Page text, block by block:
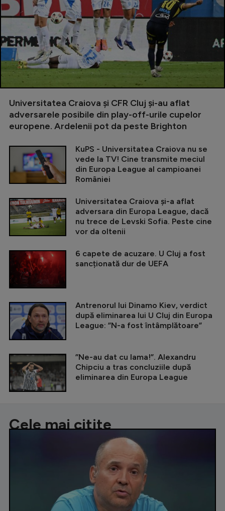
Universitatea Craiova și CFR Cluj și-au aflat
adversarele posibile din play-off-urile cupelor
europene. Ardelenii pot da peste Brighton
KuPS - Universitatea Craiova nu se
vede la TV! Cine transmite meciul
din Europa League al campioanei
României
Universitatea Craiova și-a aflat
adversara din Europa League, dacă
nu trece de Levski Sofia. Peste cine
vor da oltenii
6 capete de acuzare. U Cluj a fost
sancționată dur de UEFA
Antrenorul lui Dinamo Kiev, verdict
după eliminarea lui U Cluj din Europa
League: ”N-a fost întâmplătoare”
”Ne-au dat cu lama!”. Alexandru
Chipciu a tras concluziile după
eliminarea din Europa League
Cele mai citite